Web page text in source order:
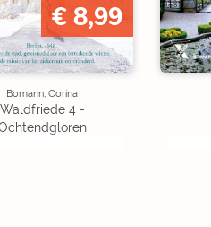
€ 8,99
Bomann, Corina
Waldfriede 4 -